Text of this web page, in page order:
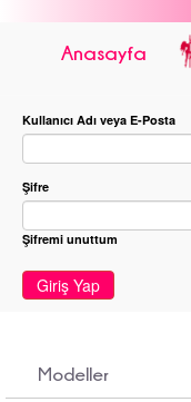
Anasayfa
Kullanıcı Adı veya E-Posta
Şifre
Şifremi unuttum
Giriş Yap
Modeller